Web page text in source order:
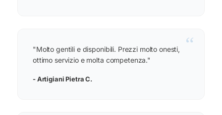
“
"Molto gentili e disponibili. Prezzi molto onesti,
ottimo servizio e molta competenza."
- Artigiani Pietra C.